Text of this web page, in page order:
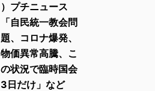
）プチニュース
「自民統一教会問
題、コロナ爆発、
物価異常高騰、こ
の状況で臨時国会
3日だけ」など